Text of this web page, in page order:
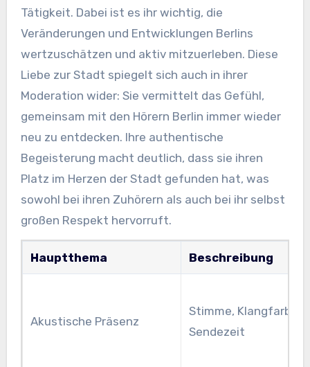
Tätigkeit. Dabei ist es ihr wichtig, die
Veränderungen und Entwicklungen Berlins
wertzuschätzen und aktiv mitzuerleben. Diese
Liebe zur Stadt spiegelt sich auch in ihrer
Moderation wider: Sie vermittelt das Gefühl,
gemeinsam mit den Hörern Berlin immer wieder
neu zu entdecken. Ihre authentische
Begeisterung macht deutlich, dass sie ihren
Platz im Herzen der Stadt gefunden hat, was
sowohl bei ihren Zuhörern als auch bei ihr selbst
großen Respekt hervorruft.
Hauptthema Beschreibung
Akustische Präsenz
Stimme, Klangfarbe,
Sendezeit